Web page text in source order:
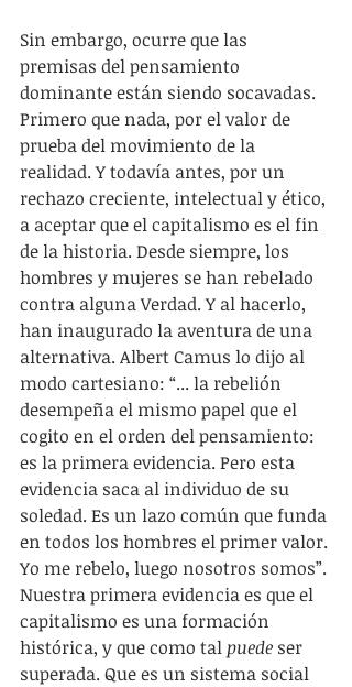
Sin embargo, ocurre que las
premisas del pensamiento
dominante están siendo socavadas.
Primero que nada, por el valor de
prueba del movimiento de la
realidad. Y todavía antes, por un
rechazo creciente, intelectual y ético,
a aceptar que el capitalismo es el fin
de la historia. Desde siempre, los
hombres y mujeres se han rebelado
contra alguna Verdad. Y al hacerlo,
han inaugurado la aventura de una
alternativa. Albert Camus lo dijo al
modo cartesiano: “... la rebelión
desempeña el mismo papel que el
cogito en el orden del pensamiento:
es la primera evidencia. Pero esta
evidencia saca al individuo de su
soledad. Es un lazo común que funda
en todos los hombres el primer valor.
Yo me rebelo, luego nosotros somos”.
Nuestra primera evidencia es que el
capitalismo es una formación
histórica, y que como tal puede ser
superada. Que es un sistema social